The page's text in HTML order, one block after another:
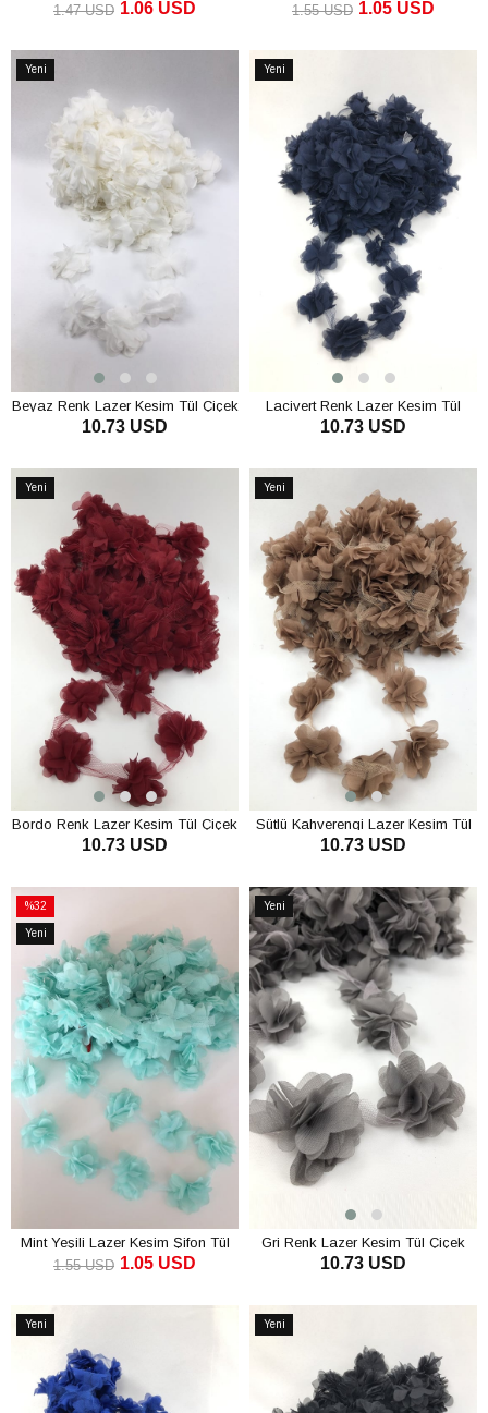
1.06 USD
1.47 USD
1.05 USD
1.55 USD
Yeni
Beyaz Renk Lazer Kesim Tül Çiçek
10.73 USD
Yeni
Lacivert Renk Lazer Kesim Tül
Çiçek
10.73 USD
Yeni
Bordo Renk Lazer Kesim Tül Çiçek
10.73 USD
Yeni
Sütlü Kahverengi Lazer Kesim Tül
Çiçek
10.73 USD
%32
İndirim
%32İndirim
Yeni
Ürün
Mint Yeşili Lazer Kesim Şifon Tül
Çiçek
1.05 USD
1.55 USD
Yeni
Ürün
Gri Renk Lazer Kesim Tül Çiçek
10.73 USD
Yeni
Yeni